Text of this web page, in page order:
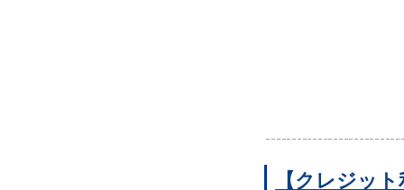
【クレジッ